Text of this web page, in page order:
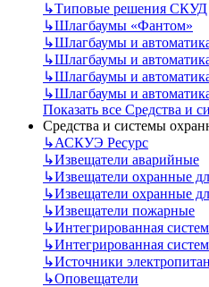
↳Типовые решения СКУД
↳Шлагбаумы «Фантом»
↳Шлагбаумы и
↳Шлагбаумы и
↳Шлагбаумы и
↳Шлагбаумы и
Показать все Средства и
Средства и системы
↳АСКУЭ Ресурс
↳Извещатели аварийные
↳Извещатели охранные
↳Извещатели охранные
↳Извещатели пожарные
↳Интегрированная
↳Интегрированная
↳Источники
↳Оповещатели